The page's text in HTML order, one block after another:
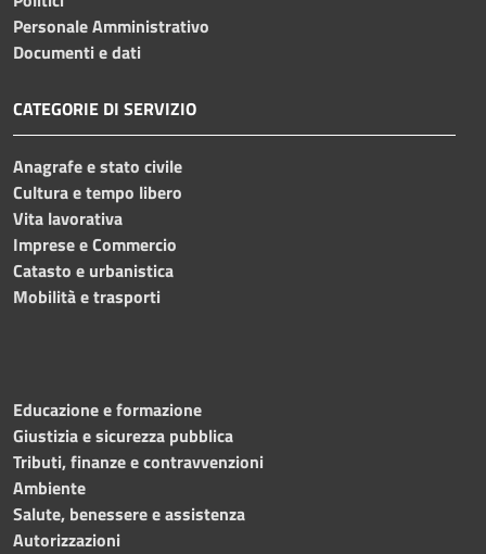
Personale Amministrativo
Documenti e dati
CATEGORIE DI SERVIZIO
Anagrafe e stato civile
Cultura e tempo libero
Vita lavorativa
Imprese e Commercio
Catasto e urbanistica
Mobilità e trasporti
Educazione e formazione
Giustizia e sicurezza pubblica
Tributi, finanze e contravvenzioni
Ambiente
Salute, benessere e assistenza
Autorizzazioni